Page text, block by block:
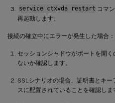
service ctxvda restart コマ
再起動します。
接続の確立中にエラーが発生した場合：
セッションシャドウがポートを開
ないか確認します。
SSLシナリオの場合、証明書とキ
スに配置されていることを確認しま